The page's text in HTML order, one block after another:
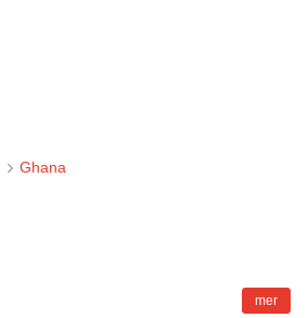
Ghana
mer